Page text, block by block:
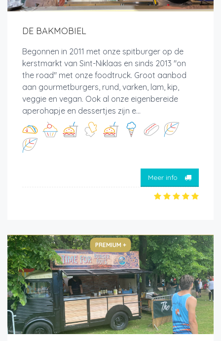
DE BAKMOBIEL
Begonnen in 2011 met onze spitburger op de
kerstmarkt van Sint-Niklaas en sinds 2013 "on
the road" met onze foodtruck. Groot aanbod
aan gourmetburgers, rund, varken, lam, kip,
veggie en vegan. Ook al onze eigenbereide
aperohapje en dessertjes zijn e...
Meer info
PREMIUM +